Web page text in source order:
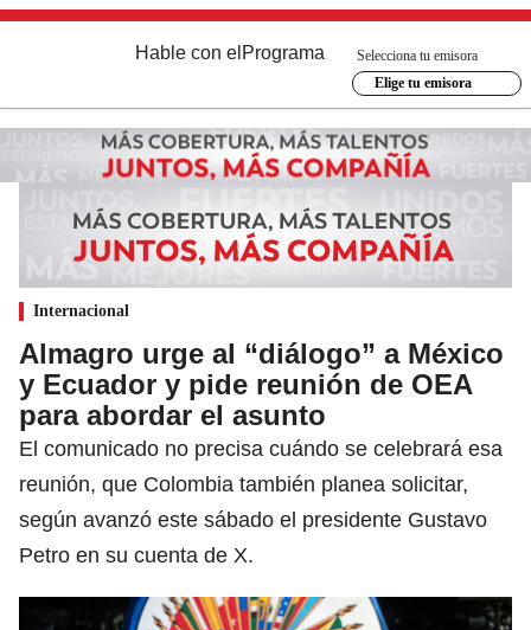
Hable con el Programa
Selecciona tu emisora
Elige tu emisora
Internacional
Almagro urge al “diálogo” a México
y Ecuador y pide reunión de OEA
para abordar el asunto
El comunicado no precisa cuándo se celebrará esa
reunión, que Colombia también planea solicitar,
según avanzó este sábado el presidente Gustavo
Petro en su cuenta de X.